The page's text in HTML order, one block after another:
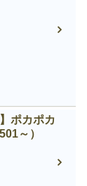
ポカポカ
～）